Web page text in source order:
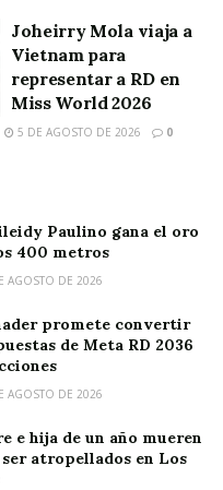
Joheirry Mola viaja a
Vietnam para
representar a RD en
Miss World 2026
5 DE AGOSTO DE 2026 0
Paulino gana el oro
400 metros
AGOSTO DE 2026
promete convertir
de Meta RD 2036
AGOSTO DE 2026
e hija de un año mueren
atropellados en Los